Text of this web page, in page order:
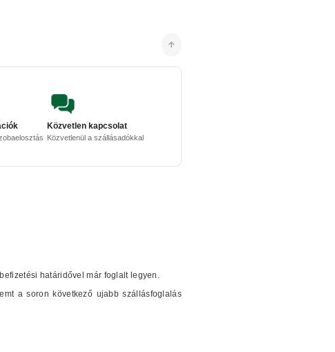
Közvetlen kapcsolat
Közvetlenül a szállásadókkal
határidővel már foglalt legyen.
a soron következő ujabb szállásfoglalás